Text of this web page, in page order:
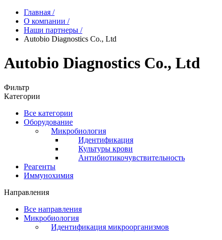
Главная /
О компании /
Наши партнеры /
Autobio Diagnostics Co., Ltd
Autobio Diagnostics Co., Ltd
Фильтр
Категории
Все категории
Оборудование
Микробиология
Идентификация
Культуры крови
Антибиотикочувствительность
Реагенты
Иммунохимия
Направления
Все направления
Микробиология
Идентификация микроорганизмов